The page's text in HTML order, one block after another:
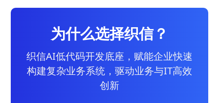
为什么选择织信？
织信AI低代码开发底座，赋能企业快速
构建复杂业务系统，驱动业务与IT高效
创新